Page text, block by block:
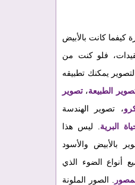
كيفما كانت بالأبيض
فلو كنت من
يمكنك تطبيقه
الطبيعة، تصوير
، تصوير الهندسة
البرية . ليس هذا
بالأبيض والأسود
أنواع الضوء الذي
. الصور الملونة